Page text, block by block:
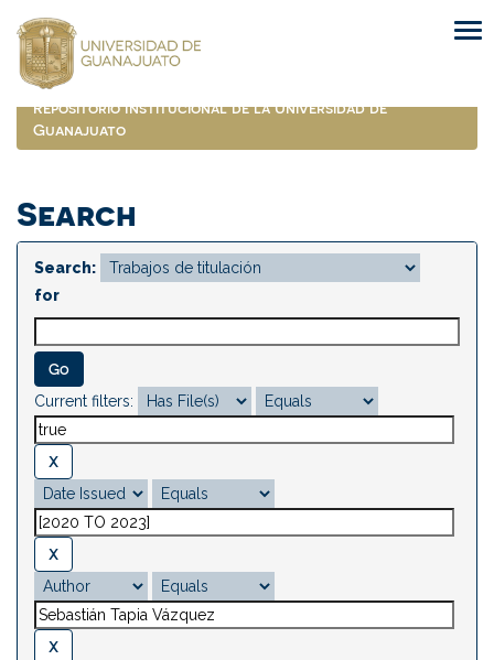
navigation
Repositorio Institucional de la Universidad de
Guanajuato
Search
Search:
for
Current filters: